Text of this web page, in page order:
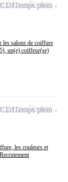
les salons de coiffure
un(e) coiffeur(se)
CDITemps plein
à ma sélection
les couleurs et
CDITemps plein
à ma sélection